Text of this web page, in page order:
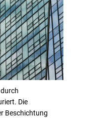
Die
Beschichtung